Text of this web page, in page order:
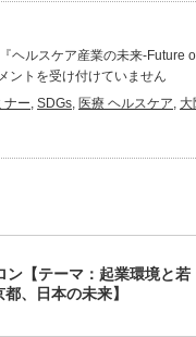
ヘルスケア産業の未来-Future
ントを受け付けていません
ナー, SDGs, 医療 ヘルスケア, 大
ン【テーマ：起業環境と若
、日本の未来】